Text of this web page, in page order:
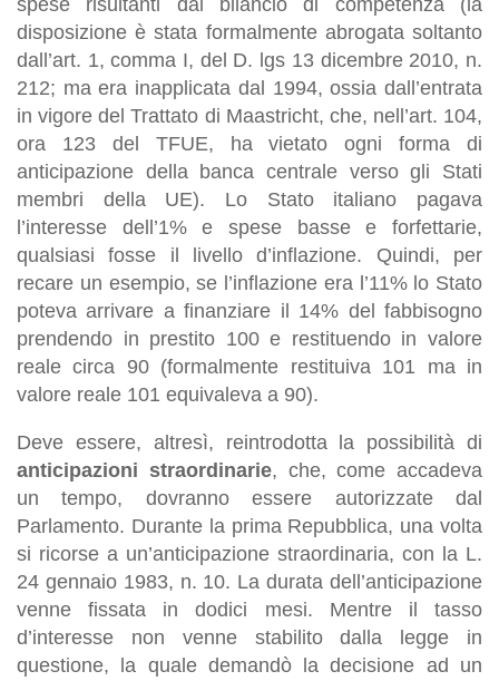
disposizione è stata formalmente abrogata soltanto
dall’art. 1, comma I, del D. lgs 13 dicembre 2010, n.
212; ma era inapplicata dal 1994, ossia dall’entrata
in vigore del Trattato di Maastricht, che, nell’art. 104,
ora 123 del TFUE, ha vietato ogni forma di
anticipazione della banca centrale verso gli Stati
membri della UE). Lo Stato italiano pagava
l’interesse dell’1% e spese basse e forfettarie,
qualsiasi fosse il livello d’inflazione. Quindi, per
recare un esempio, se l’inflazione era l’11% lo Stato
poteva arrivare a finanziare il 14% del fabbisogno
prendendo in prestito 100 e restituendo in valore
reale circa 90 (formalmente restituiva 101 ma in
valore reale 101 equivaleva a 90).
Deve essere, altresì, reintrodotta la possibilità di
anticipazioni straordinarie, che, come accadeva
un tempo, dovranno essere autorizzate dal
Parlamento. Durante la prima Repubblica, una volta
si ricorse a un’anticipazione straordinaria, con la L.
24 gennaio 1983, n. 10. La durata dell’anticipazione
venne fissata in dodici mesi. Mentre il tasso
d’interesse non venne stabilito dalla legge in
questione, la quale demandò la decisione ad un